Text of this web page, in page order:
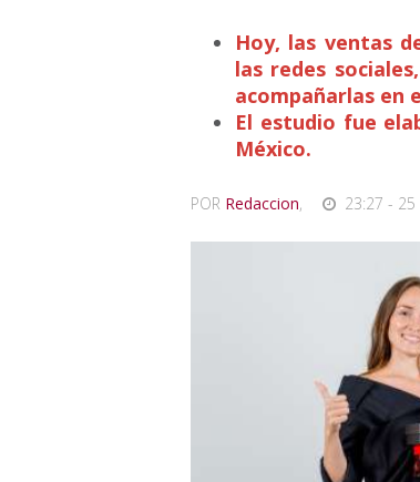
Hoy, las ventas
las redes
acompañarlas en
El estudio fue
México.
POR Redaccion, 23:27 -